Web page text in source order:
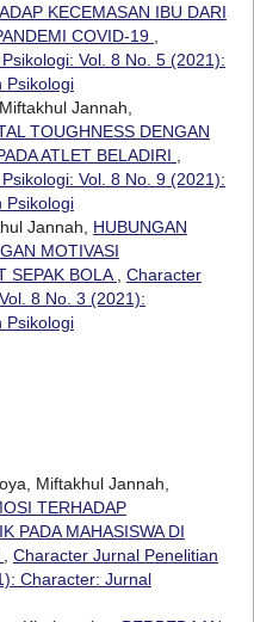
KECEMASAN IBU DARI
COVID-19 ,
Vol. 8 No. 5 (2021):
Psikologi
Jannah,
TOUGHNESS DENGAN
ATLET BELADIRI ,
Vol. 8 No. 9 (2021):
Psikologi
Jannah, HUBUNGAN
MOTIVASI
SEPAK BOLA, Character
8 No. 3 (2021):
Psikologi
Miftakhul Jannah,
TERHADAP
PADA MAHASISWA DI
, Character Jurnal Penelitian
Character: Jurnal